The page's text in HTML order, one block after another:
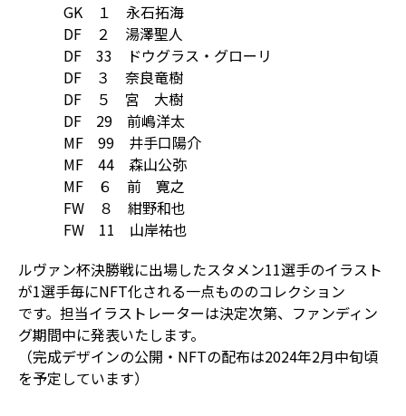
GK １ 永石拓海
DF ２ 湯澤聖人
DF 33 ドウグラス・グローリ
DF ３ 奈良竜樹
DF ５ 宮 大樹
DF 29 前嶋洋太
MF 99 井手口陽介
MF 44 森山公弥
MF ６ 前 寛之
FW ８ 紺野和也
FW 11 山岸祐也
ルヴァン杯決勝戦に出場したスタメン11選手のイラスト
が1選手毎にNFT化される一点もののコレクション
です。担当イラストレーターは決定次第、ファンディン
グ期間中に発表いたします。
（完成デザインの公開・NFTの配布は2024年2月中旬頃
を予定しています）